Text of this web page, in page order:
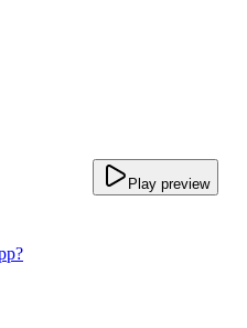
Play preview